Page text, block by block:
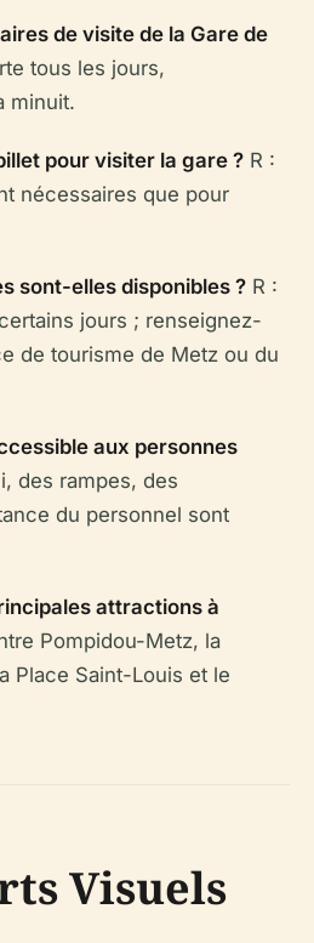
de visite de la Gare de
tous les jours,
minuit.
pour visiter la gare ? R :
nécessaires que pour
sont-elles disponibles ? R :
jours ; renseignez-
de tourisme de Metz ou du
aux personnes
des rampes, des
du personnel sont
attractions à
Pompidou-Metz, la
Place Saint-Louis et le
Visuels